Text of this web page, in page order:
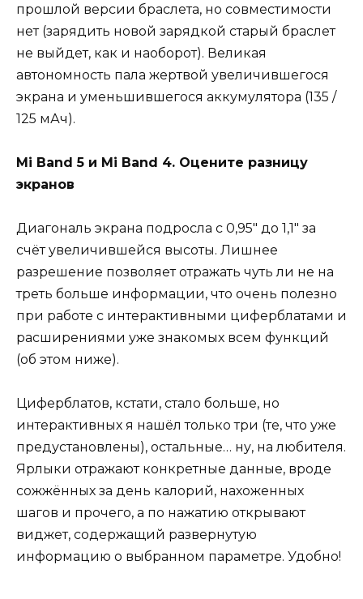
прошлой версии браслета, но совместимости
нет (зарядить новой зарядкой старый браслет
не выйдет, как и наоборот). Великая
автономность пала жертвой увеличившегося
экрана и уменьшившегося аккумулятора (135 /
125 мАч).
Mi Band 5 и Mi Band 4. Оцените разницу
экранов
Диагональ экрана подросла с 0,95″ до 1,1″ за
счёт увеличившейся высоты. Лишнее
разрешение позволяет отражать чуть ли не на
треть больше информации, что очень полезно
при работе с интерактивными циферблатами и
расширениями уже знакомых всем функций
(об этом ниже).
Циферблатов, кстати, стало больше, но
интерактивных я нашёл только три (те, что уже
предустановлены), остальные… ну, на любителя.
Ярлыки отражают конкретные данные, вроде
сожжённых за день калорий, нахоженных
шагов и прочего, а по нажатию открывают
виджет, содержащий развернутую
информацию о выбранном параметре. Удобно!